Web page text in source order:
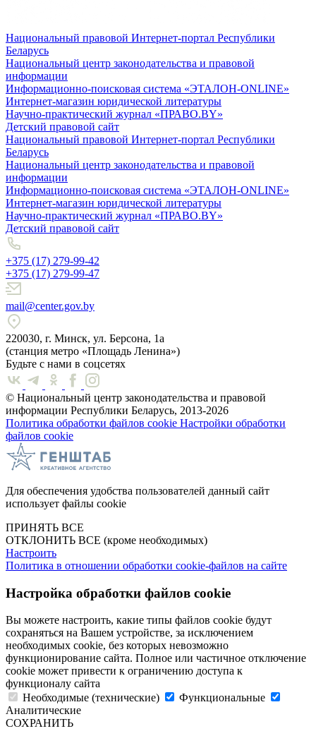
Национальный правовой Интернет-портал Республики
Беларусь
Национальный центр законодательства и правовой
информации
Информационно-поисковая система «ЭТАЛОН-ONLINE»
Интернет-магазин юридической литературы
Научно-практический журнал «ПРАВО.BY»
Детский правовой сайт
Национальный правовой Интернет-портал Республики
Беларусь
Национальный центр законодательства и правовой
информации
Информационно-поисковая система «ЭТАЛОН-ONLINE»
Интернет-магазин юридической литературы
Научно-практический журнал «ПРАВО.BY»
Детский правовой сайт
+375 (17) 279-99-42
+375 (17) 279-99-47
mail@center.gov.by
220030, г. Минск, ул. Берсона, 1а
(станция метро «Площадь Ленина»)
Будьте с нами в соцсетях
© Национальный центр законодательства и правовой
информации Республики Беларусь, 2013-2026
Политика обработки файлов cookie Настройки обработки
файлов cookie
Для обеспечения удобства пользователей данный сайт
использует файлы cookie
ПРИНЯТЬ ВСЕ
ОТКЛОНИТЬ ВСЕ (кроме необходимых)
Настроить
Политика в отношении обработки cookie-файлов на сайте
Настройка обработки файлов cookie
Вы можете настроить, какие типы файлов cookie будут
сохраняться на Вашем устройстве, за исключением
необходимых cookie, без которых невозможно
функционирование сайта. Полное или частичное отключение
cookie может привести к ограничению доступа к
функционалу сайта
Необходимые (технические)
Функциональные
Аналитические
СОХРАНИТЬ